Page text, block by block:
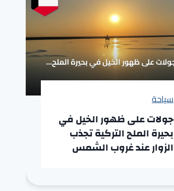
سياحة
جولات على ظهور الخيل في
بحيرة الملح التركية تجذب
الزوار عند غروب الشمس